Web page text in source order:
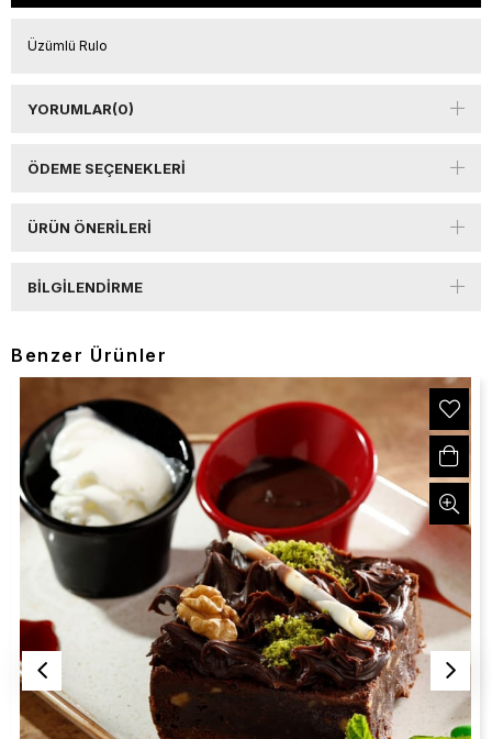
Üzümlü Rulo
YORUMLAR(0)
ÖDEME SEÇENEKLERI
ÜRÜN ÖNERILERI
BILGILENDIRME
Benzer Ürünler